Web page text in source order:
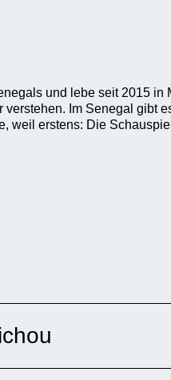
und lebe seit 2015
Im Senegal gibt
weil erstens: Die
Youtube als auch im